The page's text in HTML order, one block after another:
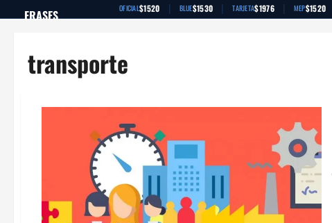
FRASES OFICIAL$1520 | BLUE$1530 | TARJETA$1976 | MEP$1520
transporte